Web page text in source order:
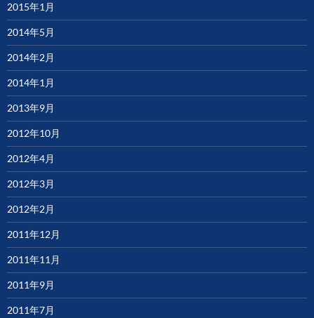
2015年1月
2014年5月
2014年2月
2014年1月
2013年9月
2012年10月
2012年4月
2012年3月
2012年2月
2011年12月
2011年11月
2011年9月
2011年7月